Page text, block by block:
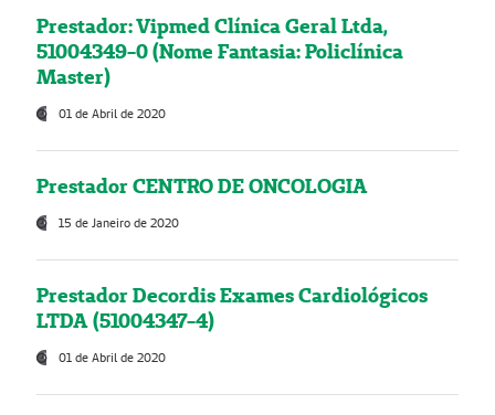
Prestador: Vipmed Clínica Geral Ltda,
51004349-0 (Nome Fantasia: Policlínica
Master)
01 de Abril de 2020
Prestador CENTRO DE ONCOLOGIA
15 de Janeiro de 2020
Prestador Decordis Exames Cardiológicos
LTDA (51004347-4)
01 de Abril de 2020